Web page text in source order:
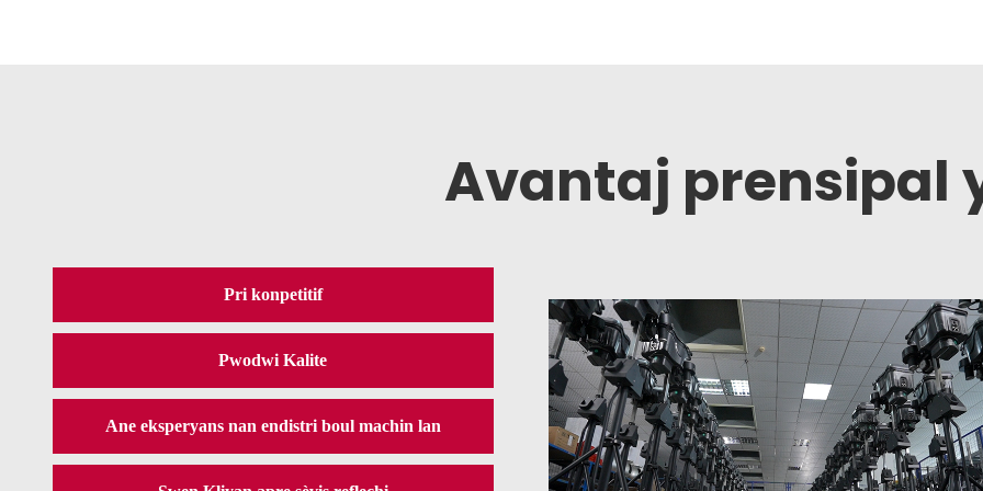
Avantaj prensipal
Pri konpetitif
Pwodwi Kalite
Ane eksperyans nan endistri boul machin lan